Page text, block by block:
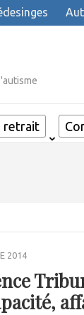
retrait
2014